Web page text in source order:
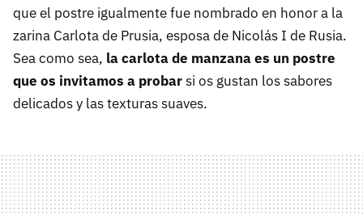
que el postre igualmente fue nombrado en honor a la
zarina Carlota de Prusia, esposa de Nicolás I de Rusia.
Sea como sea, la carlota de manzana es un postre
que os invitamos a probarsi os gustan los sabores
delicados y las texturas suaves.